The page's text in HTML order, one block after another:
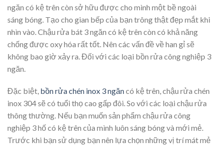
ngăn có kệ trên còn sở hữu được cho mình một bề ngoài
sáng bóng. Tạo cho gian bếp của bạn trông thật đẹp mắt khi
nhìn vào. Chậu rửa bát 3 ngăn có kệ trên còn có khả năng
chống được oxy hóa rất tốt. Nên các vấn đề về han gỉ sẽ
không bao giờ xảy ra. Đối với các loại bồn rửa công nghiệp 3
ngăn.
Đặc biệt, bồn rửa chén inox 3 ngăncó kệ trên, chậu rửa chén
inox 304 sẽ có tuổi thọ cao gấp đôi. So với các loại chậu rửa
thông thường. Nếu bạn muốn sản phẩm chậu rửa công
nghiệp 3 hố có kệ trên của mình luôn sáng bóng và mới mẻ.
Trước khi bạn sử dụng bạn nên lựa chọn những vị trí mát mẻ